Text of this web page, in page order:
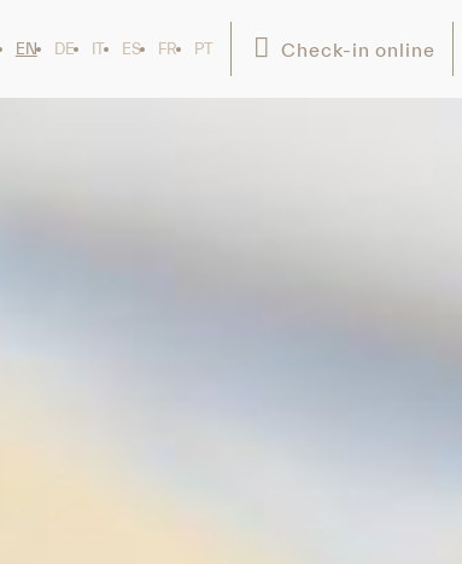
EN DE IT ES FR PT Check-in online